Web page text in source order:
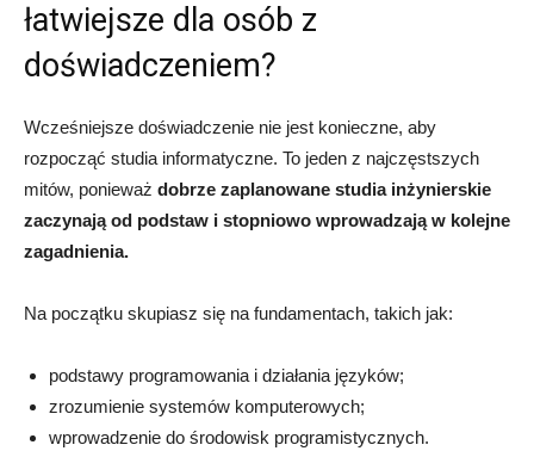
łatwiejsze dla osób z
doświadczeniem?
Wcześniejsze doświadczenie nie jest konieczne, aby
rozpocząć studia informatyczne. To jeden z najczęstszych
mitów, ponieważ dobrze zaplanowane studia inżynierskie
zaczynają od podstaw i stopniowo wprowadzają w kolejne
zagadnienia.
Na początku skupiasz się na fundamentach, takich jak:
podstawy programowania i działania języków;
zrozumienie systemów komputerowych;
wprowadzenie do środowisk programistycznych.